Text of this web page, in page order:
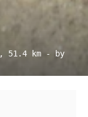
, 51.4 km - by